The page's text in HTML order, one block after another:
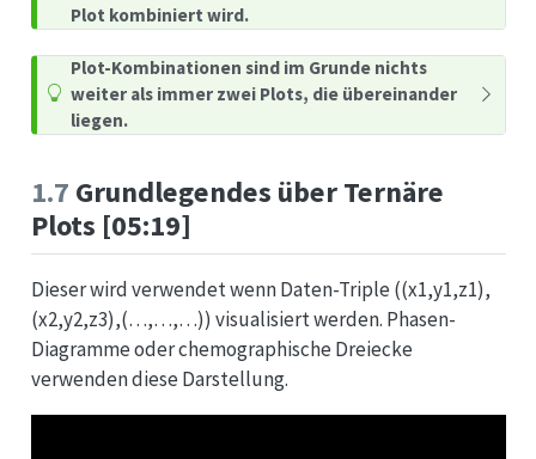
Plot kombiniert wird.
Plot-Kombinationen sind im Grunde nichts
weiter als immer zwei Plots, die übereinander
liegen.
1.7 Grundlegendes über Ternäre
Plots [05:19]
Dieser wird verwendet wenn Daten-Triple ((x1,y1,z1),
(x2,y2,z3),(…,…,…)) visualisiert werden. Phasen-
Diagramme oder chemographische Dreiecke
verwenden diese Darstellung.